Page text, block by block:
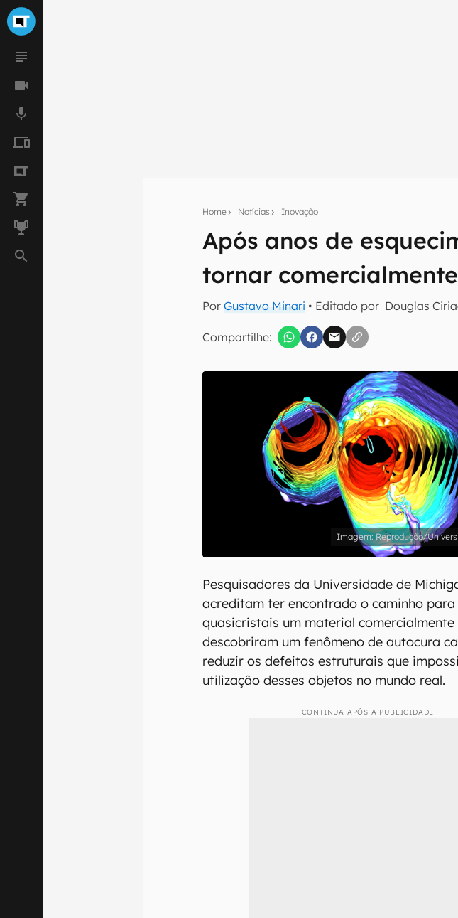
Home Notícias Inovação
Após anos de
tornar
PorGustavo Minari • Editado por Douglas
Compartilhe:
Seu resumo inteligente do
Assine a newsletter do Canaltech e receba
Confirmo que li, aceito e concordo com os
Reprodução/
Pesquisadores da Universidade de
acreditam ter encontrado o caminho
quasicristais um material comercialmente
descobriram um fenômeno de autocura
reduzir os defeitos estruturais que
utilização desses objetos no mundo real.
CONTINUA APÓS A PUBLICIDADE